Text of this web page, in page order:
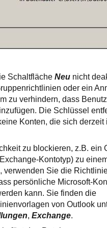
Schaltfläche Neu nicht
oder ein
zu verhindern, dass
Die Schlüssel
Konten, die sich derzeit
zu blockieren, z.B. ein
Kontotyp) zu
verwenden Sie die
persönliche Microsoft-
kann. Sie finden die
von Outlook
, Exchange.